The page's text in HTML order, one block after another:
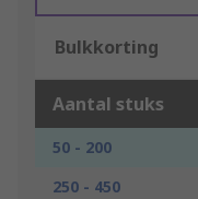
Bulkkorting
Aantal stuks
50 - 200
250 - 450